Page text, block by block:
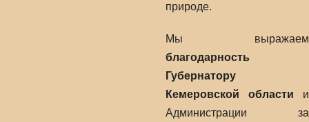
природе.
Мы выражаем
благодарность
Губернатору
Кемеровской области и
Администрации за